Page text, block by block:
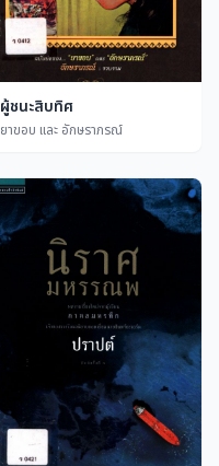
ผู้ชนะสิบทิศ
ยาขอบ และ อักษราภรณ์